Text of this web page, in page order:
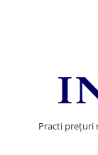
Practi prețuri